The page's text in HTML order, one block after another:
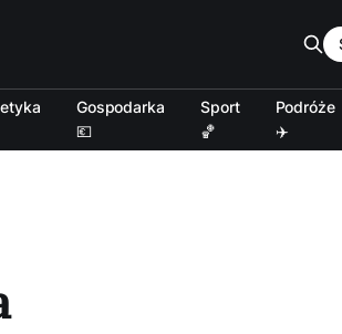
Gospodarka
💶
Sport
🏀
Podróże
✈️